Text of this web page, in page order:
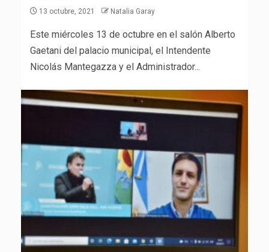
13 octubre, 2021 Natalia Garay
Este miércoles 13 de octubre en el salón Alberto
Gaetani del palacio municipal, el Intendente
Nicolás Mantegazza y el Administrador...